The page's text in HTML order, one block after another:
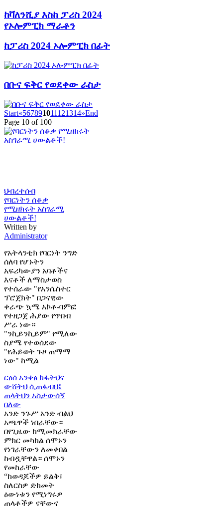
ከቫለንሺያ እስከ ፓሪስ 2024
የኦሎምፒክ ማራቶን
ከፓሪስ 2024 ኦሎምፒክ በፊት
በቡና ፍቅር የወደቀው ራስታ
Start«567891011121314»End
Page 10 of 100
ህብረተሰብ
የባርነትን ሰቆቃ
የሚዘክሩት አስገራሚ
ሀውልቶች!
Written by
Administrator
የአትላንቲክ የባርነት ንግድ
ሰለባ የሆኑትን
አፍሪካውያን አባቶችና
እናቶች ለማስታወስ
የተሰራው "የአንሴስተር
ፕሮጀክት" በጋናዊው
ቀራጭ ኳሜ አኮቶ-ባምፎ
የተዘጋጀ ሕያው የጥበብ
ሥራ ነው።
"ንኪይንኪይም" የሚለው
ስያሜ የተወሰደው
"የሕይወት ጉዞ ጠማማ
ነው" ከሚል
ርዕሰ አንቀፅ ክፋትህና
ውሸትህ ሲጠፋብህ፤
ጠላትህን አስታውሰኝ
በለው
አንድ ንጉሥ አንድ ብልህ
አጫዋች ነበራቸው።
በየጊዜው ከሚመክራቸው
ምክር መካከል ሰሞኑን
የነገራቸውን ለመቀበል
ከብዷቸዋል። ሰሞኑን
የመከራቸው
“ከወዳጆችዎ ይልቅ፣
ስለርስዎ ድክመት
ዕውነቱን የሚነግሩዎ
ጠላቶችዎ ናቸውና